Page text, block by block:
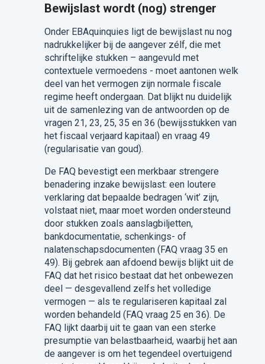
Bewijslast wordt (nog) strenger
Onder EBAquinquies ligt de bewijslast nu nog
nadrukkelijker bij de aangever zélf, die met
schriftelijke stukken – aangevuld met
contextuele vermoedens - moet aantonen welk
deel van het vermogen zijn normale fiscale
regime heeft ondergaan. Dat blijkt nu duidelijk
uit de samenlezing van de antwoorden op de
vragen 21, 23, 25, 35 en 36 (bewijsstukken van
het fiscaal verjaard kapitaal) en vraag 49
(regularisatie van goud).
De FAQ bevestigt een merkbaar strengere
benadering inzake bewijslast: een loutere
verklaring dat bepaalde bedragen ‘wit’ zijn,
volstaat niet, maar moet worden ondersteund
door stukken zoals aanslagbiljetten,
bankdocumentatie, schenkings- of
nalatenschapsdocumenten (FAQ vraag 35 en
49). Bij gebrek aan afdoend bewijs blijkt uit de
FAQ dat het risico bestaat dat het onbewezen
deel — desgevallend zelfs het volledige
vermogen — als te regulariseren kapitaal zal
worden behandeld (FAQ vraag 25 en 36). De
FAQ lijkt daarbij uit te gaan van een sterke
presumptie van belastbaarheid, waarbij het aan
de aangever is om het tegendeel overtuigend